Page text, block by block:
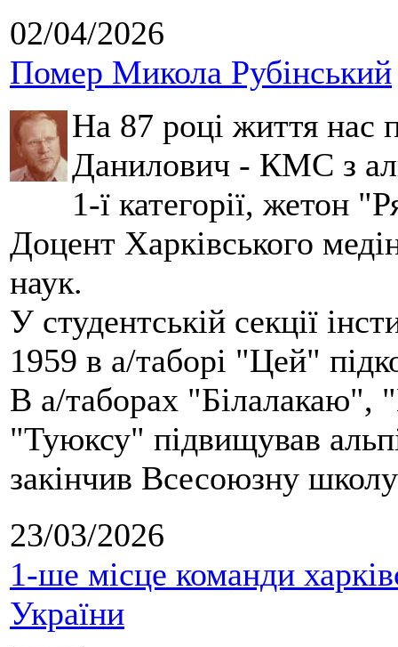
02/04/2026
Помер Микола Рубінський
На 87 році життя нас
Данилович - КМС з
1-ї категорії, жетон
Доцент Харківського
наук.
У студентській секції
1959 в а/таборі "Цей"
В а/таборах "Білалакаю",
"Туюксу" підвищував
закінчив Всесоюзну
23/03/2026
1-ше місце команди
України